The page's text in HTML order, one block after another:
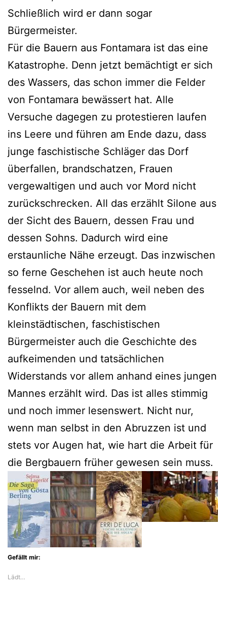
Schließlich wird er dann sogar
Bürgermeister.
Für die Bauern aus Fontamara ist das eine
Katastrophe. Denn jetzt bemächtigt er sich
des Wassers, das schon immer die Felder
von Fontamara bewässert hat. Alle
Versuche dagegen zu protestieren laufen
ins Leere und führen am Ende dazu, dass
junge faschistische Schläger das Dorf
überfallen, brandschatzen, Frauen
vergewaltigen und auch vor Mord nicht
zurückschrecken. All das erzählt Silone aus
der Sicht des Bauern, dessen Frau und
dessen Sohns. Dadurch wird eine
erstaunliche Nähe erzeugt. Das inzwischen
so ferne Geschehen ist auch heute noch
fesselnd. Vor allem auch, weil neben des
Konflikts der Bauern mit dem
kleinstädtischen, faschistischen
Bürgermeister auch die Geschichte des
aufkeimenden und tatsächlichen
Widerstands vor allem anhand eines jungen
Mannes erzählt wird. Das ist alles stimmig
und noch immer lesenswert. Nicht nur,
wenn man selbst in den Abruzzen ist und
stets vor Augen hat, wie hart die Arbeit für
die Bergbauern früher gewesen sein muss.
Gefällt mir:
Lädt…